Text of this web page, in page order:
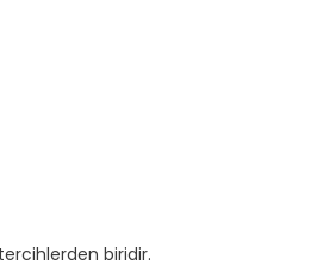
biridir.